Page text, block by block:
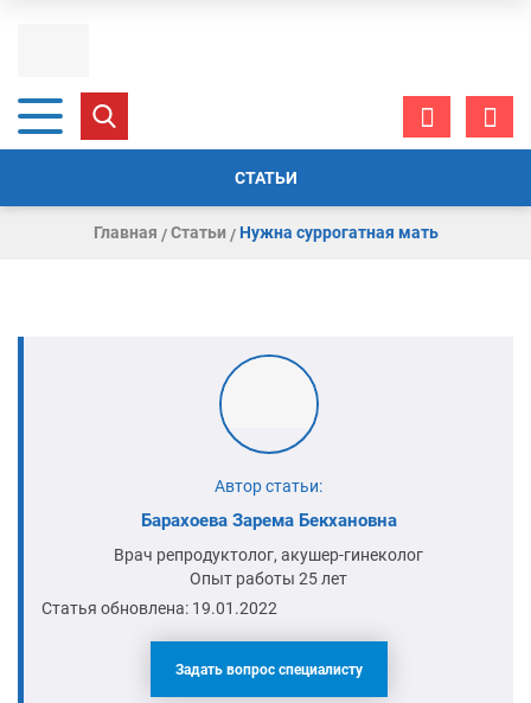
СТАТЬИ
Главная Статьи Нужна суррогатная мать
Автор статьи:
Барахоева Зарема Бекхановна
Врач репродуктолог, акушер-гинеколог
Опыт работы 25 лет
Статья обновлена: 19.01.2022
Задать вопрос специалисту